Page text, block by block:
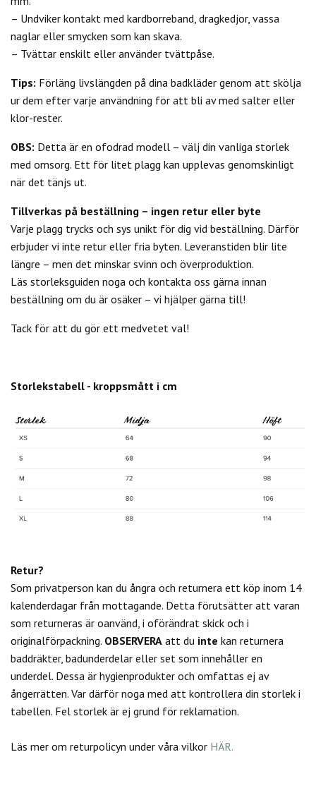
– Undviker kontakt med kardborreband, dragkedjor, vassa
naglar eller smycken som kan skava.
– Tvättar enskilt eller använder tvättpåse.
Tips: Förläng livslängden på dina badkläder genom att skölja
ur dem efter varje användning för att bli av med salter eller
klor-rester.
OBS: Detta är en ofodrad modell – välj din vanliga storlek
med omsorg. Ett för litet plagg kan upplevas genomskinligt
när det tänjs ut.
Tillverkas på beställning – ingen retur eller byte
Varje plagg trycks och sys unikt för dig vid beställning. Därför
erbjuder vi inte retur eller fria byten. Leveranstiden blir lite
längre – men det minskar svinn och överproduktion.
Läs storleksguiden noga och kontakta oss gärna innan
beställning om du är osäker – vi hjälper gärna till!
Tack för att du gör ett medvetet val!
Storlekstabell - kroppsmått i cm
Retur?
Som privatperson kan du ångra och returnera ett köp inom 14
kalenderdagar från mottagande. Detta förutsätter att varan
som returneras är oanvänd, i oförändrat skick och i
originalförpackning. OBSERVERA att du inte kan returnera
baddräkter, badunderdelar eller set som innehåller en
underdel. Dessa är hygienprodukter och omfattas ej av
ångerrätten. Var därför noga med att kontrollera din storlek i
tabellen. Fel storlek är ej grund för reklamation.
Läs mer om returpolicyn under våra vilkor HÄR.